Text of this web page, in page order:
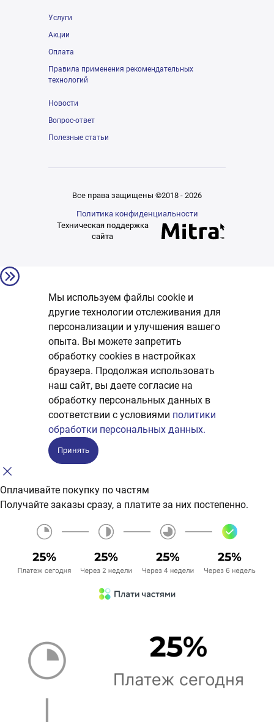
Услуги
Акции
Оплата
Правила применения рекомендательных
технологий
Новости
Вопрос-ответ
Полезные статьи
Все права защищены ©2018 - 2026
Политика конфиденциальности
Техническая поддержка
сайта
Мы используем файлы cookie и
другие технологии отслеживания для
персонализации и улучшения вашего
опыта. Вы можете запретить
обработку сookies в настройках
браузера. Продолжая использовать
наш сайт, вы даете согласие на
обработку персональных данных в
соответствии с условиями политики
обработки персональных данных.
Принять
Оплачивайте покупку по частям
Получайте заказы сразу, а платите за них постепенно.